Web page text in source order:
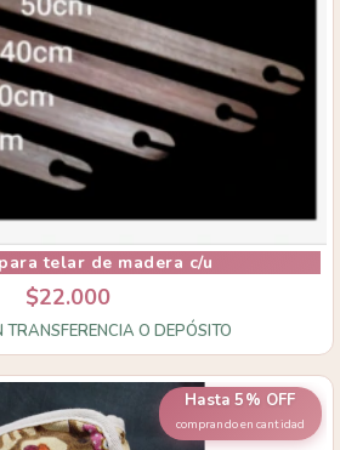
telar de madera c/u
$22.000
TRANSFERENCIA O DEPÓSITO
Hasta 5% OFF
comprando en cantidad